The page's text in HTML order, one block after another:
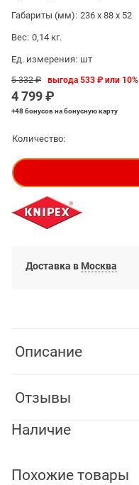
Габариты (мм): 236 x 88 x 52
Вес: 0,14 кг.
Ед. измерения: шт
5 332 ₽
4 799 ₽
выгода533 ₽ или 10%
+48 бонусовна бонусную карту
Количество:
Доставка в Москва
Описание
Отзывы
Наличие
Похожие товары